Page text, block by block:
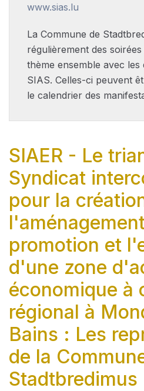
www.sias.lu
La Commune de
régulièrement des
thème ensemble avec
SIAS. Celles-ci peuvent
le calendrier des
SIAER - Le
Syndicat
pour la
promotion et
d'une zone
économique à
régional à
Bains : Les
de la
Stadtbredimus